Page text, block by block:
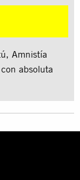
Amnistía
absoluta